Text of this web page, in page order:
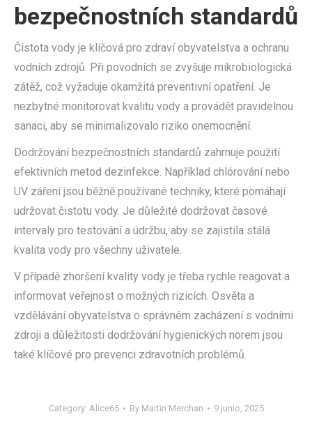
bezpečnostních standardů
Čistota vody je klíčová pro zdraví obyvatelstva a ochranu
vodních zdrojů. Při povodních se zvyšuje mikrobiologická
zátěž, což vyžaduje okamžitá preventivní opatření. Je
nezbytné monitorovat kvalitu vody a provádět pravidelnou
sanaci, aby se minimalizovalo riziko onemocnění.
Dodržování bezpečnostních standardů zahrnuje použití
efektivních metod dezinfekce. Například chlórování nebo
UV záření jsou běžně používané techniky, které pomáhají
udržovat čistotu vody. Je důležité dodržovat časové
intervaly pro testování a údržbu, aby se zajistila stálá
kvalita vody pro všechny uživatele.
V případě zhoršení kvality vody je třeba rychle reagovat a
informovat veřejnost o možných rizicích. Osvěta a
vzdělávání obyvatelstva o správném zacházení s vodními
zdroji a důležitosti dodržování hygienických norem jsou
také klíčové pro prevenci zdravotních problémů.
Category: Alice65 By Martin Merchan 9 junio, 2025